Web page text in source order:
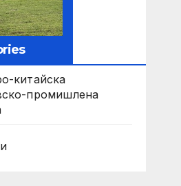
китайска
промишлена